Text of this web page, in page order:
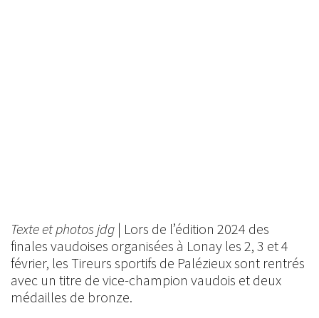
Texte et photos jdg | Lors de l’édition 2024 des
finales vaudoises organisées à Lonay les 2, 3 et 4
février, les Tireurs sportifs de Palézieux sont rentrés
avec un titre de vice-champion vaudois et deux
médailles de bronze.